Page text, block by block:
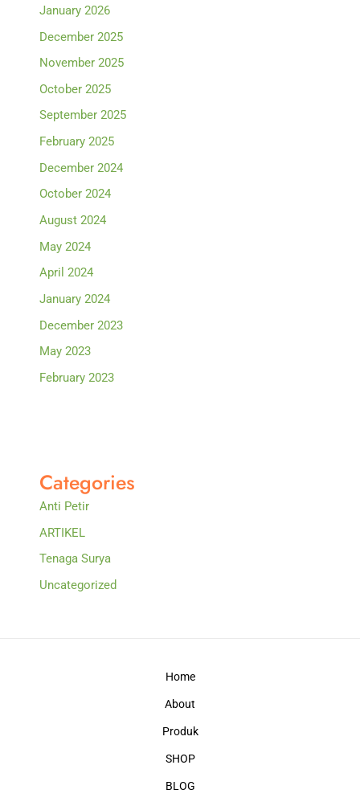
January 2026
December 2025
November 2025
October 2025
September 2025
February 2025
December 2024
October 2024
August 2024
May 2024
April 2024
January 2024
December 2023
May 2023
February 2023
Categories
Anti Petir
ARTIKEL
Tenaga Surya
Uncategorized
Home
About
Produk
SHOP
BLOG